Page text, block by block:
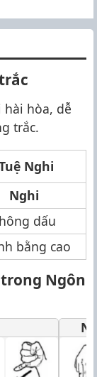
hòa, dễ
trắc.
Nghi
Nghi
dấu
bằng cao
Ngôn
N